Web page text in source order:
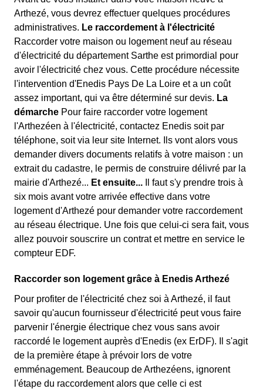
Arthezé, vous devrez effectuer quelques procédures
administratives. Le raccordement à l'électricité
Raccorder votre maison ou logement neuf au réseau
d'électricité du département Sarthe est primordial pour
avoir l'électricité chez vous. Cette procédure nécessite
l'intervention d'Enedis Pays De La Loire et a un coût
assez important, qui va être déterminé sur devis. La
démarche Pour faire raccorder votre logement
l'Arthezéen à l'électricité, contactez Enedis soit par
téléphone, soit via leur site Internet. Ils vont alors vous
demander divers documents relatifs à votre maison : un
extrait du cadastre, le permis de construire délivré par la
mairie d'Arthezé... Et ensuite... Il faut s'y prendre trois à
six mois avant votre arrivée effective dans votre
logement d'Arthezé pour demander votre raccordement
au réseau électrique. Une fois que celui-ci sera fait, vous
allez pouvoir souscrire un contrat et mettre en service le
compteur EDF.
Raccorder son logement grâce à Enedis Arthezé
Pour profiter de l'électricité chez soi à Arthezé, il faut
savoir qu'aucun fournisseur d'électricité peut vous faire
parvenir l'énergie électrique chez vous sans avoir
raccordé le logement auprès d'Enedis (ex ErDF). Il s'agit
de la première étape à prévoir lors de votre
emménagement. Beaucoup de Arthezéens, ignorent
l'étape du raccordement alors que celle ci est